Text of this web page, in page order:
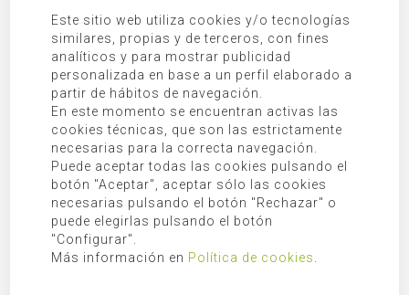
09/05/2013
CASA EIVISSA
Tenemos el placer de presentaros Casa Eivissa. La última casa que
hemos realizado en Singular Studio, ha sido proyectada en una
exclusiva urbanización de Jávea, con unas excelentes vistas al
Este sitio web utiliza cookies y/o tecnologías
similares, propias y de terceros, con fines
analíticos y para mostrar publicidad
personalizada en base a un perfil elaborado a
partir de hábitos de navegación.
En este momento se encuentran activas las
cookies técnicas, que son las estrictamente
necesarias para la correcta navegación.
Puede aceptar todas las cookies pulsando el
botón "Aceptar", aceptar sólo las cookies
necesarias pulsando el botón "Rechazar" o
puede elegirlas pulsando el botón
"Configurar".
Más información en Política de cookies